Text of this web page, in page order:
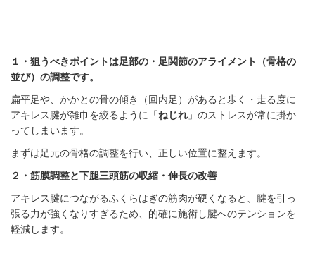
１・狙うべきポイントは足部の・足関節のアライメント（骨格の
並び）の調整です。
扁平足や、かかとの骨の傾き（回内足）があると歩く・走る度に
アキレス腱が雑巾を絞るように「ねじれ 」のストレスが常に掛か
ってしまいます。
まずは足元の骨格の調整を行い、正しい位置に整えます。
２・筋膜調整と下腿三頭筋の収縮・伸長の改善
アキレス腱につながるふくらはぎの筋肉が硬くなると、腱を引っ
張る力が強くなりすぎるため、的確に施術し腱へのテンションを
軽減します。